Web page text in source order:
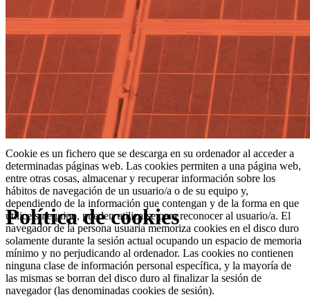
Política de cookies
Cookie es un fichero que se descarga en su ordenador al acceder a
determinadas páginas web. Las cookies permiten a una página web,
entre otras cosas, almacenar y recuperar información sobre los
hábitos de navegación de un usuario/a o de su equipo y,
dependiendo de la información que contengan y de la forma en que
utilice su equipo, pueden utilizarse para reconocer al usuario/a. El
navegador de la persona usuaria memoriza cookies en el disco duro
solamente durante la sesión actual ocupando un espacio de memoria
mínimo y no perjudicando al ordenador. Las cookies no contienen
ninguna clase de información personal específica, y la mayoría de
las mismas se borran del disco duro al finalizar la sesión de
navegador (las denominadas cookies de sesión).